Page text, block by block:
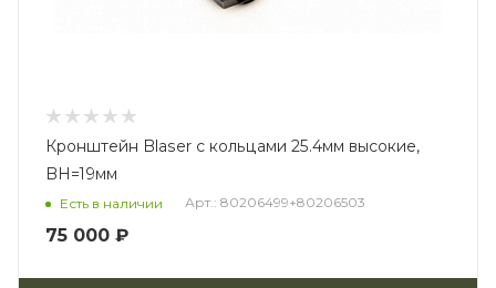
Кронштейн Blaser с кольцами 25.4мм высокие,
BH=19мм
Есть в наличии Арт.: 80206499+80206503
75 000 ₽